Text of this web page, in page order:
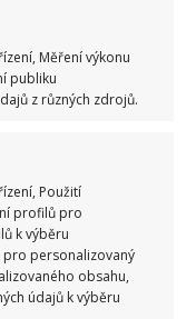
Měření výkonu
publiku
z různých zdrojů.
Použití
profilů pro
k výběru
pro personalizovaný
obsahu,
údajů k výběru
Jestli vás
vodu a
rybí maso
do 24 hodin. Už
odstranit